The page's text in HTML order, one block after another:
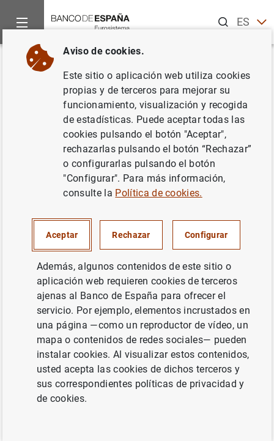
ESEN
Inicio Noticias y eventos
Volver
Estado financiero consolidado
del Eurosistema a 7 de agosto
de 2009
POLÍTICA MONETARIA
Estado financiero consolidado del
Eurosistema a 7 de agosto de 2009 (107
Siguiente
Consulta del Eurosistema so...
Aviso de cookies.
Este sitio o aplicación web utiliza cookies
propias y de terceros para mejorar su
funcionamiento, visualización y recogida
de estadísticas. Puede aceptar todas las
cookies pulsando el botón "Aceptar",
rechazarlas pulsando el botón “Rechazar”
o configurarlas pulsando el botón
"Configurar". Para más información,
consulte la Política de cookies.
Aceptar Rechazar Configurar
Además, algunos contenidos de este sitio o
aplicación web requieren cookies de terceros
ajenas al Banco de España para ofrecer el
servicio. Por ejemplo, elementos incrustados en
una página —como un reproductor de vídeo, un
mapa o contenidos de redes sociales— pueden
instalar cookies. Al visualizar estos contenidos,
usted acepta las cookies de dichos terceros y
sus correspondientes políticas de privacidad y
de cookies.